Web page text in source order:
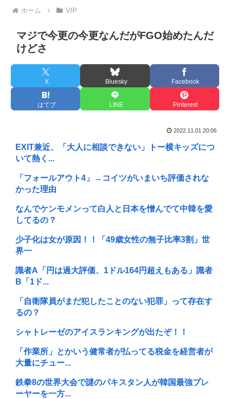
ホーム VIP
マジで今更の今更なんだがFGO始めたんだ
けどさ
X Bluesky Facebook
はてブ LINE Pinterest
2022.11.01 20:06
EXIT兼近、「大人に相談できない」トー横キッズにつ
いて熱く...
「フォールアウト4」→コイツがいまいち評価されな
かった理由
なんでケンモメンって白人と日本を憎んでて中韓を愛
してるの？
少子化は女が原因！！「49歳女性の無子比率3割」世
界一
識者A「円は過大評価、1ドル164円超えもある」識者
B「1ド...
「自衛隊員がまだ犯したことのない犯罪」って存在す
るの？
シャトレーゼのアイスランキングが出たぞ！！
「作業所」とかいう健常者が払ってる税金を経営者が
大量にチュー...
鉄拳8の世界大会で謎のパキスタン人が韓国最強プレ
ーヤーを一方...